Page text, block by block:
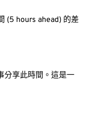
(5 hours ahead) 的差
分享此時間。這是一